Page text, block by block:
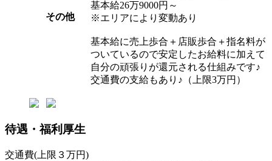
その他
基本給26万9000円～
※エリアにより変動あり
基本給に売上歩合＋店販歩合＋指名料が
ついているので安定したお給料に加えて
自分の頑張りが還元される仕組みです♪
交通費の支給もあり♪（上限3万円）
待遇・福利厚生
交通費(上限３万円)